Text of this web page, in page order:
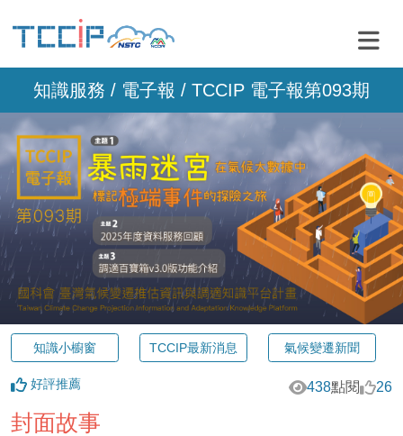
知識服務 / 電子報 / TCCIP 電子報第093期
知識小櫥窗 TCCIP最新消息 氣候變遷新聞
好評推薦 438點閱 26
封面故事